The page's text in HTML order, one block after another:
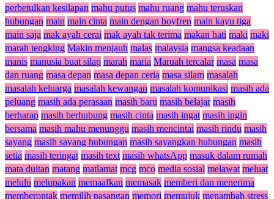
perbetulkan kesilapan mahu putus mahu ruang mahu teruskan
hubungan main main cinta main dengan boyfren main kayu tiga
main saja mak ayah cerai mak ayah tak terima makan hati maki maki
marah tengking Makin menjauh malas malaysia mangsa keadaan
manis manusia buat silap marah maria Maruah tercalar masa masa
dan ruang masa depan masa depan ceria masa silam masalah
masalah keluarga masalah kewangan masalah komunikasi masih ada
peluang masih ada perasaan masih baru masih belajar masih
berharap masih berhubung masih cinta masih ingat masih ingin
bersama masih mahu menunggu masih mencintai masih rindu masih
sayang masih sayang hubungan masih sayangkan hubungan masih
setia masih teringat masih text masih whatsApp masuk dalam rumah
mata duitan matang matlamat mcg mco media sosial melawat meluat
melulu melupakan memaafkan memasak memberi dan menerima
memberontak memilih pasangan memori memujuk menambah stress